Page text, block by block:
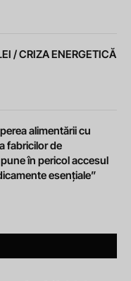
/ CRIZA ENERGETICĂ
alimentării cu
fabricilor de
în pericol accesul
esențiale”